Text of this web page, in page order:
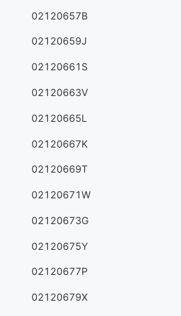
02120657B
02120659J
02120661S
02120663V
02120665L
02120667K
02120669T
02120671W
02120673G
02120675Y
02120677P
02120679X